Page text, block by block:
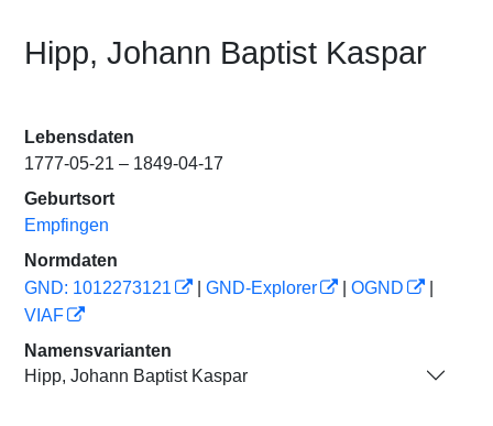
Hipp, Johann Baptist Kaspar
Lebensdaten
1777-05-21 – 1849-04-17
Geburtsort
Empfingen
Normdaten
GND: 1012273121
GND-Explorer OGND
VIAF
Namensvarianten
Hipp, Johann Baptist Kaspar